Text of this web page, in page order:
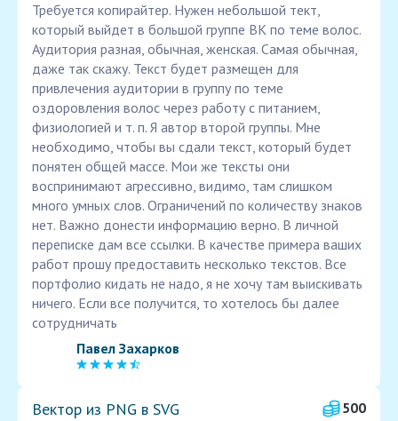
Требуется копирайтер. Нужен небольшой тект,
который выйдет в большой группе ВК по теме волос.
Аудитория разная, обычная, женская. Самая обычная,
даже так скажу. Текст будет размещен для
привлечения аудитории в группу по теме
оздоровления волос через работу с питанием,
физиологией и т. п. Я автор второй группы. Мне
необходимо, чтобы вы сдали текст, который будет
понятен общей массе. Мои же тексты они
воспринимают агрессивно, видимо, там слишком
много умных слов. Ограничений по количеству знаков
нет. Важно донести информацию верно. В личной
переписке дам все ссылки. В качестве примера ваших
работ прошу предоставить несколько текстов. Все
портфолио кидать не надо, я не хочу там выискивать
ничего. Если все получится, то хотелось бы далее
сотрудничать
Павел Захарков
Вектор из PNG в SVG
500